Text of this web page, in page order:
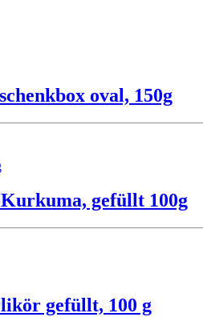
oval, 150g
gefüllt 100g
gefüllt, 100 g